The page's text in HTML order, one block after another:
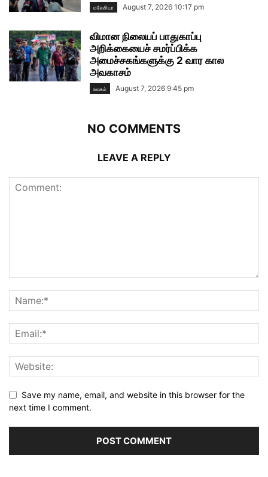
மலேசியா August 7, 2026 10:17 pm
விமான நிலையப் பாதுகாப்பு
அறிக்கையைச் சமர்ப்பிக்க
அமைச்சகங்களுக்கு 2 வார கால
அவகாசம்
உலகம் August 7, 2026 9:45 pm
NO COMMENTS
LEAVE A REPLY
Save my name, email, and website in this browser for the
next time I comment.